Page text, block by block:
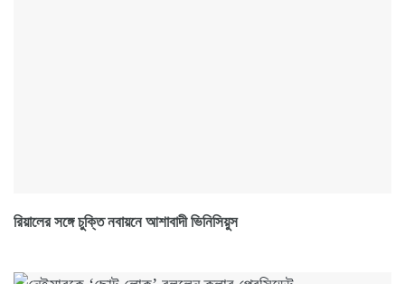
রিয়ালের সঙ্গে চুক্তি নবায়নে আশাবাদী ভিনিসিয়ুস